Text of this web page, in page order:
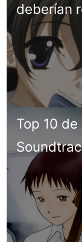
deberían
Top 10